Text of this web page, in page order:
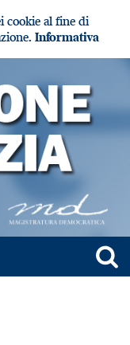
cookie al fine di
Informativa